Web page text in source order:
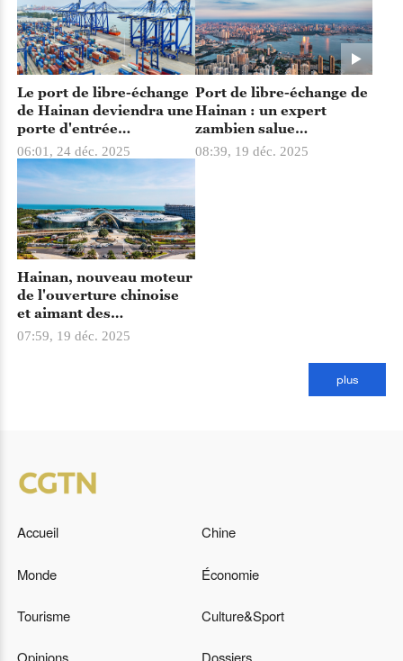
Le port de libre-échange
de Hainan deviendra une
porte d'entrée
importante de
l'ouverture de haut
niveau de la Chine
(porte-parole)
06:01, 24 déc. 2025
Port de libre-échange de
Hainan : un expert
zambien salue
l'importance des
08:39, 19 déc. 2025
Hainan, nouveau moteur
de l'ouverture chinoise
et aimant des
investissements
07:59, 19 déc. 2025
plus
Accueil Chine
Monde Économie
Tourisme Culture&Sport